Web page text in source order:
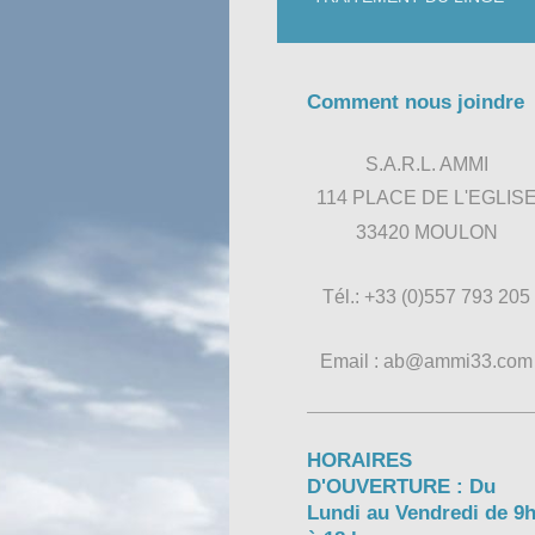
Comment nous joindre
S.A.R.L. AMMI
114 PLACE DE
33420 MOULON
Tél.: +33 (0)557 793 205
Email : ab@ammi33.com
HORAIRES
D'OUVERTURE : Du
Lundi au Vendredi de 9h